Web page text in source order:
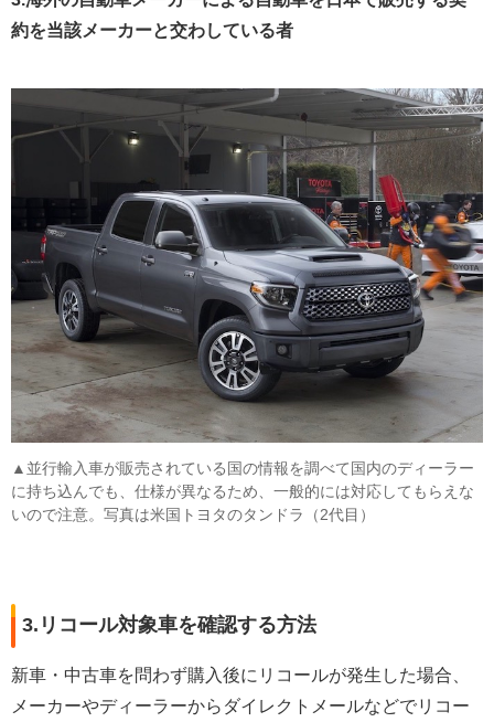
約を当該メーカーと交わしている者
▲並行輸入車が販売されている国の情報を調べて国内のディーラー
に持ち込んでも、仕様が異なるため、一般的には対応してもらえな
いので注意。写真は米国トヨタのタンドラ（2代目）
3.リコール対象車を確認する方法
新車・中古車を問わず購入後にリコールが発生した場合、
メーカーやディーラーからダイレクトメールなどでリコー